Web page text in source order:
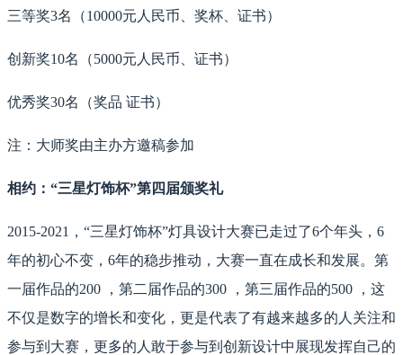
三等奖3名（10000元人民币、奖杯、证书）
创新奖10名（5000元人民币、证书）
优秀奖30名（奖品 证书）
注：大师奖由主办方邀稿参加
相约：“三星灯饰杯”第四届颁奖礼
2015-2021，“三星灯饰杯”灯具设计大赛已走过了6个年头，6
年的初心不变，6年的稳步推动，大赛一直在成长和发展。第
一届作品的200 ，第二届作品的300 ，第三届作品的500 ，这
不仅是数字的增长和变化，更是代表了有越来越多的人关注和
参与到大赛，更多的人敢于参与到创新设计中展现发挥自己的